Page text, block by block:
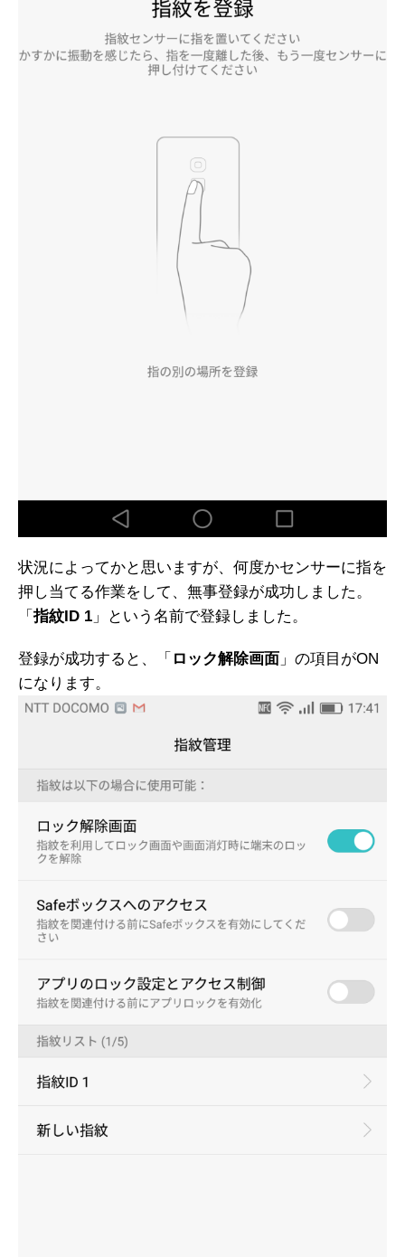
状況によってかと思いますが、何度かセンサーに指を
押し当てる作業をして、無事登録が成功しました。
「 指紋ID 1 」という名前で登録しました。
登録が成功すると、「 ロック解除画面 」の項目がON
になります。